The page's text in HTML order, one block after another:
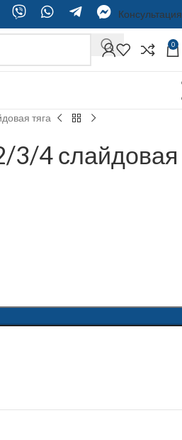
Консультация
0
тяга
3/4 слайдовая